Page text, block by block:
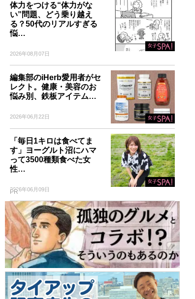
体力をつける“体力がな
い”問題、どう乗り越え
る？50代のリアルすぎる
悩…
2026年08月07日
編集部のiHerb愛用者がセ
レクト。健康・美容のお
悩み別、鉄板アイテム…
2026年06月22日
「毎日1キロは食べてま
す」ヨーグルト沼にハマ
って3500種類食べた女
性…
2026年06月09日
PR